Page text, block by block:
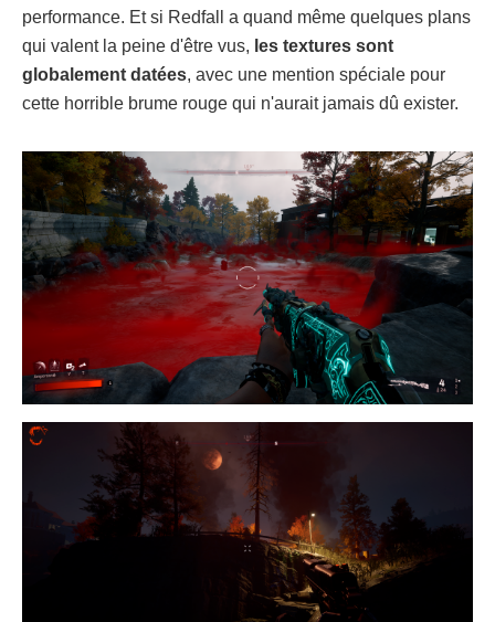
performance. Et si Redfall a quand même quelques plans
qui valent la peine d'être vus, les textures sont
globalement datées, avec une mention spéciale pour
cette horrible brume rouge qui n'aurait jamais dû exister.